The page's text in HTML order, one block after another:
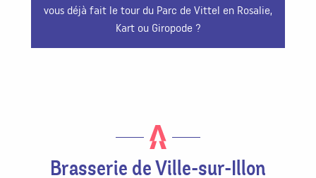
Parc thermaux
vous déjà fait le tour du Parc de Vittel en Rosalie,
Kart ou Giropode ?
Brasserie de Ville-sur-Illon